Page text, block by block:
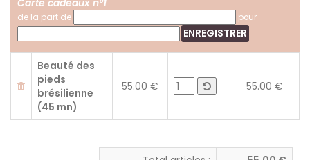
Carte cadeaux n°1
de la part de pour
ENREGISTRER
Beauté des
pieds
brésilienne
(45 mn)
55.00 € 55.00 €